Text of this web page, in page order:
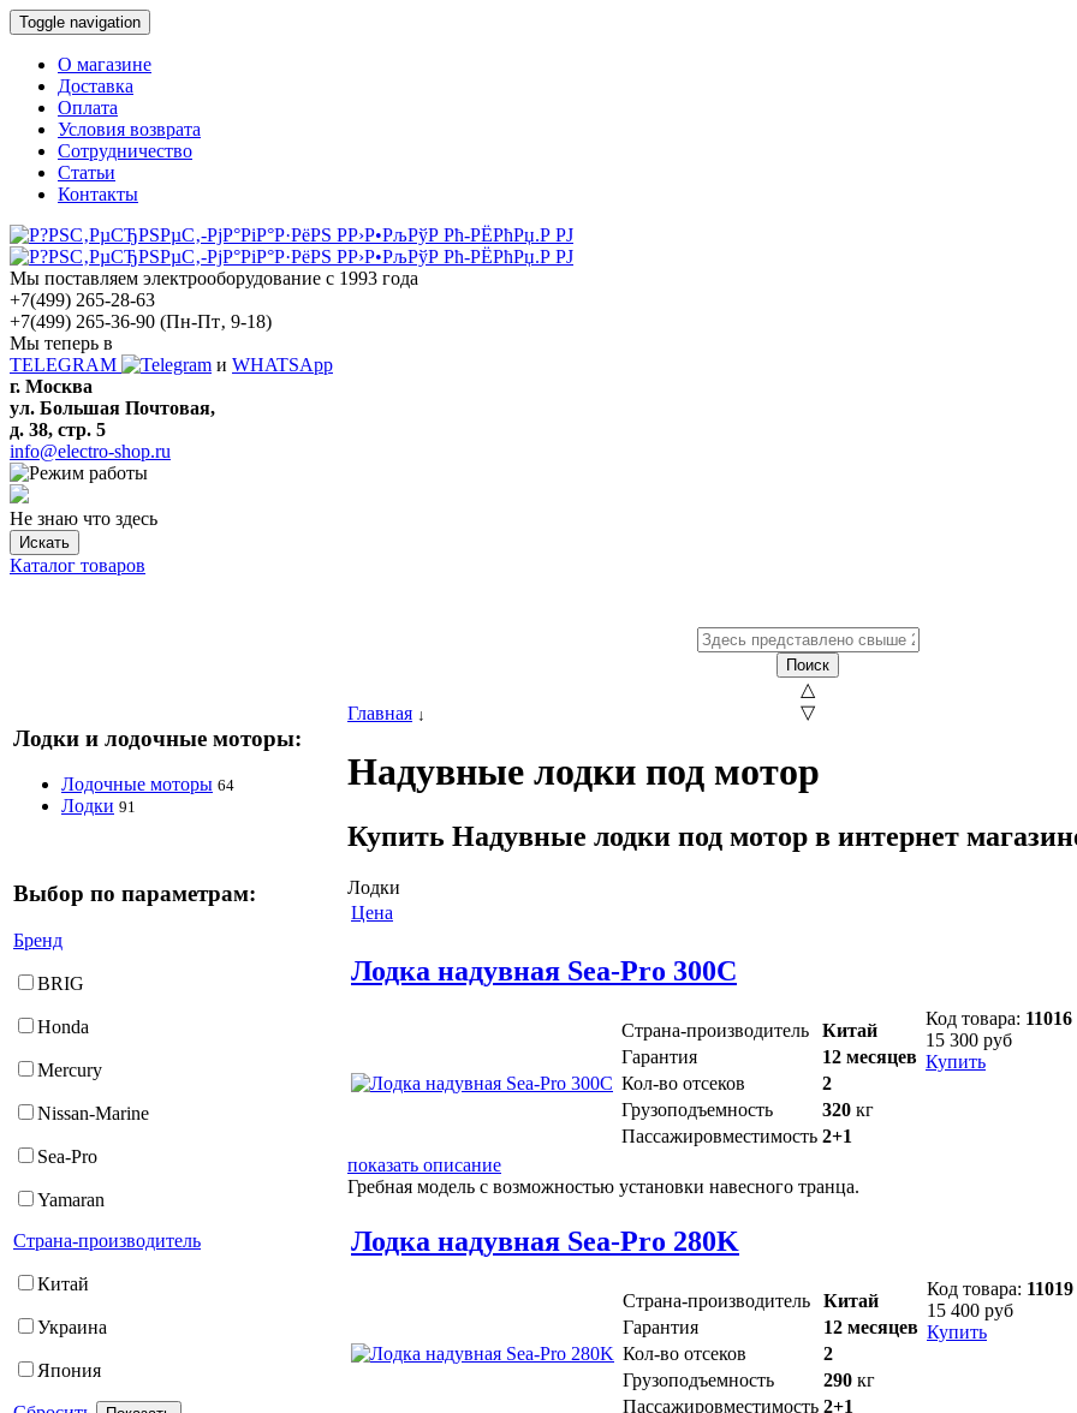
Toggle navigation
О магазине
Доставка
Оплата
Условия возврата
Сотрудничество
Статьи
Контакты
Мы поставляем электрооборудование с 1993 года
+7(499) 265-28-63
+7(499) 265-36-90 (Пн-Пт‚ 9-18)
Мы теперь в
TELEGRAM
и WHATSApp
г. Москва
ул. Большая Почтовая,
д. 38, стр. 5
info@electro-shop.ru
Не знаю что здесь
Искать
Каталог товаров
Поиск
△
▽
Лодки и лодочные моторы:
Лодочные моторы 64
Лодки 91
Выбор по параметрам:
Бренд
BRIG
Honda
Mercury
Nissan-Marine
Sea-Pro
Yamaran
Страна-производитель
Китай
Украина
Япония
Главная ↓
Надувные лодки под мотор
Купить Надувные лодки под мотор в интернет
Лодки
Цена
Лодка надувная Sea-Pro 300C
Код товара: 11016
15 300 руб
Купить
Страна-производитель
Китай
Гарантия
12 месяцев
Кол-во отсеков
2
Грузоподъемность
320 кг
Пассажировместимость 2+1
показать описание
Гребная модель с возможностью установки навесного транца.
Лодка надувная Sea-Pro 280K
Код товара: 11019
15 400 руб
Купить
Страна-производитель
Китай
Гарантия
12 месяцев
Кол-во отсеков
2
Грузоподъемность
290 кг
Пассажировместимость 2+1